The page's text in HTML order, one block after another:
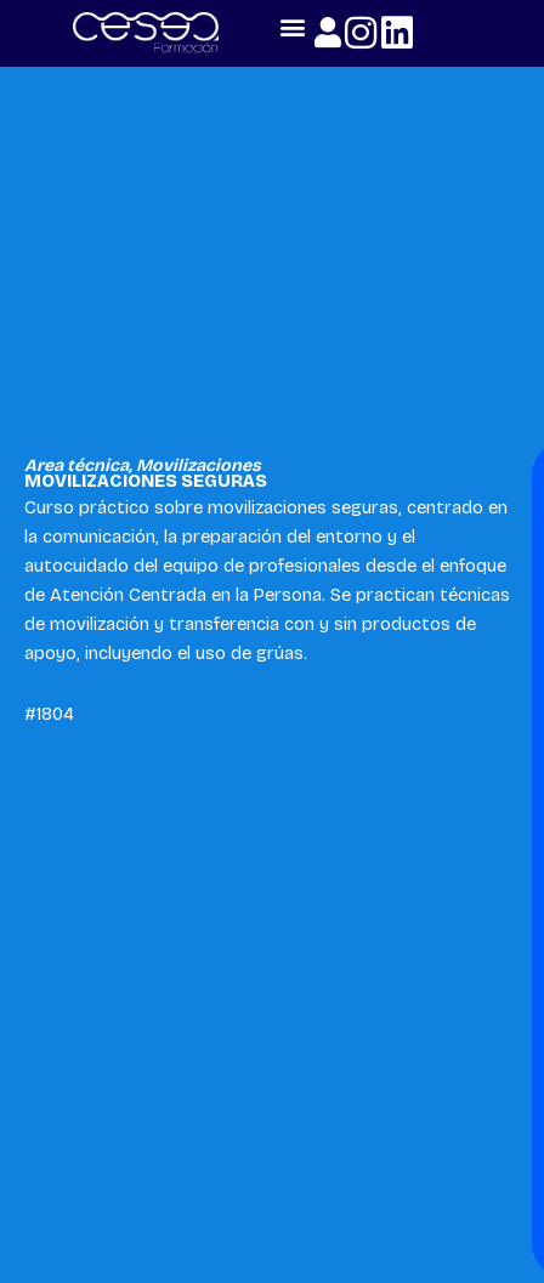
content
Area técnica, Movilizaciones
MOVILIZACIONES SEGURAS
Curso práctico sobre movilizaciones seguras, centrado en
la comunicación, la preparación del entorno y el
autocuidado del equipo de profesionales desde el enfoque
de Atención Centrada en la Persona. Se practican técnicas
de movilización y transferencia con y sin productos de
apoyo, incluyendo el uso de grúas.
#1804